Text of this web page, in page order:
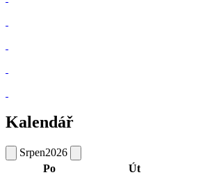
Kalendář
Srpen2026
Po
Út